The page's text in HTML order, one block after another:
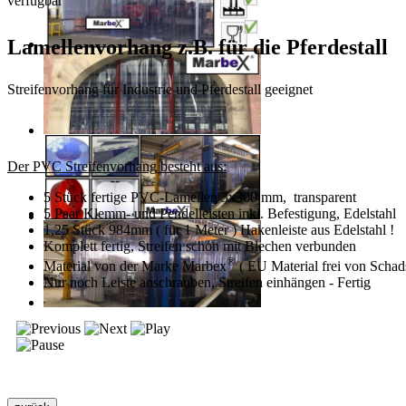
Lamellenvorhang z.B. für die Pferdestall
Streifenvorhang für Industrie und Pferdestall geeignet
Der PVC Streifenvorhang besteht aus:
5 Stück fertige PVC-Lamellen 3x300 mm, transparent
5 Paar Klemm- und Pendelleisten inkl. Befestigung, Edelstahl
1,25 Stück 984mm ( für 1 Meter ) Hakenleiste aus Edelstahl !
Komplett fertig, Streifen schon mit Blechen verbunden
Material von der Marke Marbex®( EU Material frei von
Nur noch Leiste anschrauben, Streifen einhängen - Fertig